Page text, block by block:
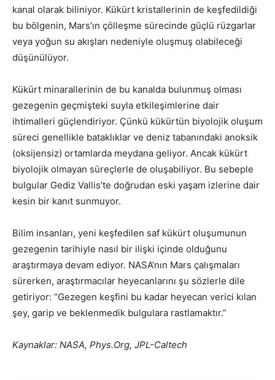
kanal olarak biliniyor. Kükürt kristallerinin de keşfedildiği
bu bölgenin, Mars’ın çölleşme sürecinde güçlü rüzgarlar
veya yoğun su akışları nedeniyle oluşmuş olabileceği
düşünülüyor.
Kükürt minarallerinin de bu kanalda bulunmuş olması
gezegenin geçmişteki suyla etkileşimlerine dair
ihtimalleri güçlendiriyor. Çünkü kükürtün biyolojik oluşum
süreci genellikle bataklıklar ve deniz tabanındaki anoksik
(oksijensiz) ortamlarda meydana geliyor. Ancak kükürt
biyolojik olmayan süreçlerle de oluşabiliyor. Bu sebeple
bulgular Gediz Vallis’te doğrudan eski yaşam izlerine dair
kesin bir kanıt sunmuyor.
Bilim insanları, yeni keşfedilen saf kükürt oluşumunun
gezegenin tarihiyle nasıl bir ilişki içinde olduğunu
araştırmaya devam ediyor. NASA’nın Mars çalışmaları
sürerken, araştırmacılar heyecanlarını şu sözlerle dile
getiriyor: “Gezegen keşfini bu kadar heyecan verici kılan
şey, garip ve beklenmedik bulgulara rastlamaktır.”
Kaynaklar: NASA, Phys.Org, JPL-Caltech